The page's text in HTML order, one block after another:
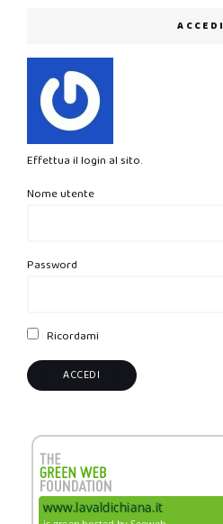
ACCEDI
Effettua il login al sito.
Nome utente
Password
Ricordami